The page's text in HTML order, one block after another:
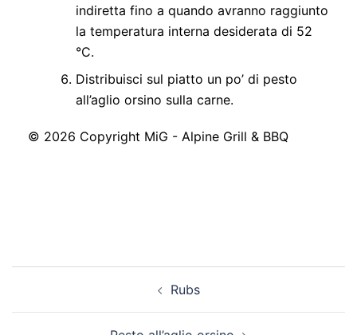
indiretta fino a quando avranno raggiunto
la temperatura interna desiderata di 52
°C.
Distribuisci sul piatto un po’ di pesto
all’aglio orsino sulla carne.
© 2026 Copyright MiG - Alpine Grill & BBQ
Rubs